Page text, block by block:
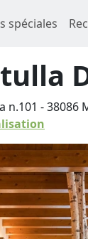
spéciales
n.101 -38086